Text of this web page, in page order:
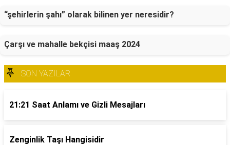
“şehirlerin şahı” olarak bilinen yer neresidir?
Çarşı ve mahalle bekçisi maaş 2024
SON YAZILAR
21:21 Saat Anlamı ve Gizli Mesajları
Zenginlik Taşı Hangisidir